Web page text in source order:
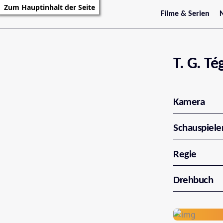
Zum Hauptinhalt der Seite
Filme & Serien
Trailer
Serienarchiv
T. G.
Kamera
Regie
Drehbuch